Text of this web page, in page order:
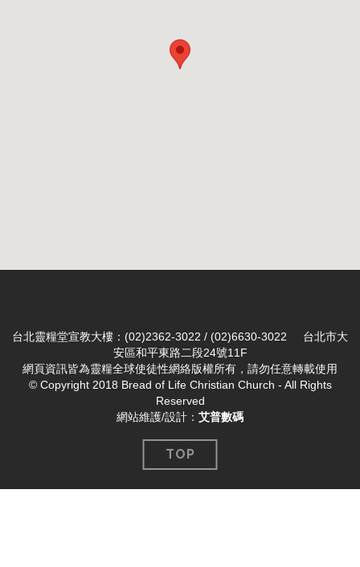
台北靈糧堂宣教大樓：(02)2362-3022 / (02)6630-3022 台北市大
安區和平東路二段24號11F
網頁資訊皆為靈糧全球使徒性網絡版權所有，請勿任意轉載使用
© Copyright 2018 Bread of Life Christian Church - All Rights
Reserved
網站維護/設計： 艾普數碼
TOP